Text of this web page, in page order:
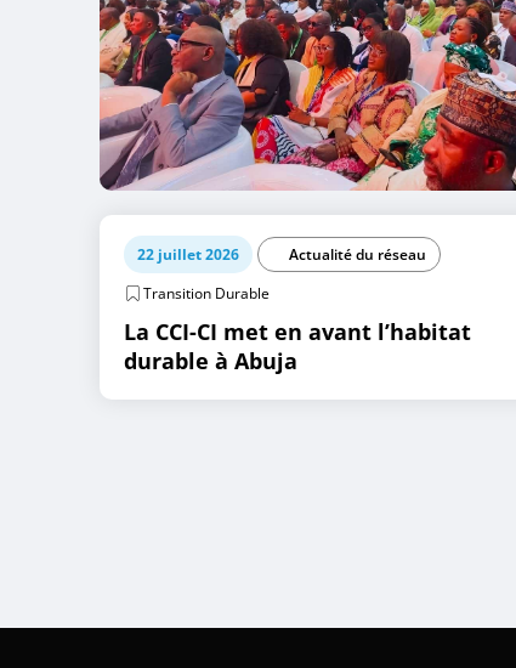
22 juillet 2026
Actualité du réseau
Transition Durable
La CCI-CI met en avant l’habitat
durable à Abuja